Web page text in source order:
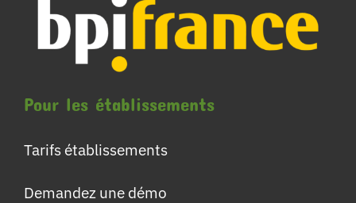
Pour les établissements
Tarifs établissements
Demandez une démo